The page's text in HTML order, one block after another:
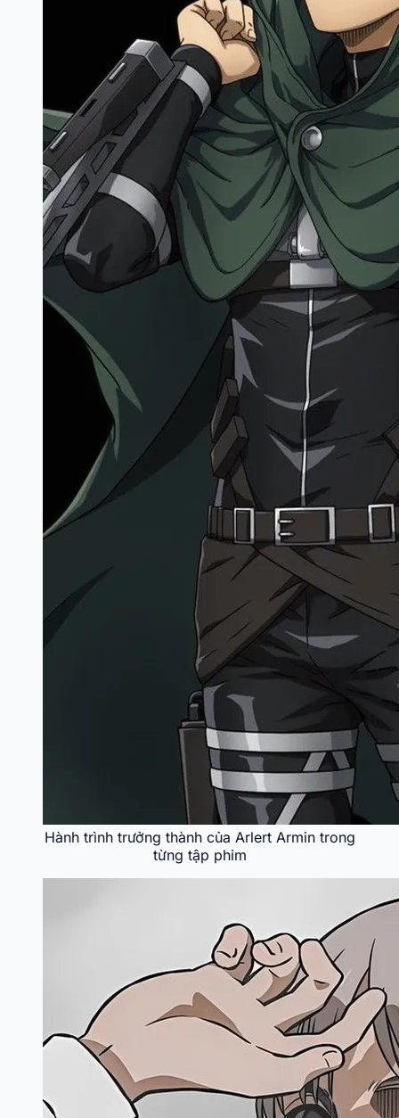
Hành trình trưởng thành của Arlert Armin trong
từng tập phim